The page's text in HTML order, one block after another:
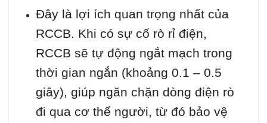
Đây là lợi ích quan trọng nhất của
RCCB. Khi có sự cố rò rỉ điện,
RCCB sẽ tự động ngắt mạch trong
thời gian ngắn (khoảng 0.1 – 0.5
giây), giúp ngăn chặn dòng điện rò
đi qua cơ thể người, từ đó bảo vệ